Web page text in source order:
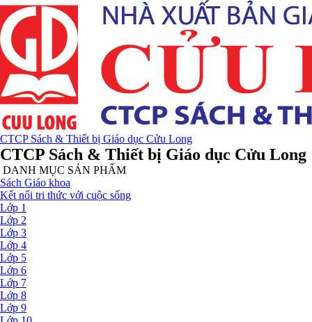
CTCP Sách & Thiết bị Giáo dục Cửu Long
CTCP Sách & Thiết bị Giáo dục Cửu Long
DANH MỤC SẢN PHẨM
Sách Giáo khoa
Kết nối tri thức với cuộc sống
Lớp 1
Lớp 2
Lớp 3
Lớp 4
Lớp 5
Lớp 6
Lớp 7
Lớp 8
Lớp 9